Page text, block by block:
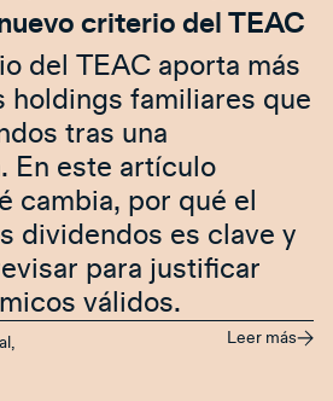
criterio del TEAC
del TEAC aporta más
holdings familiares que
tras una
En este artículo
cambia, por qué el
dividendos es clave y
para justificar
válidos.
,
Leer más